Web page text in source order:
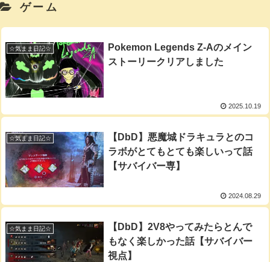
ゲーム
☆気まま日記☆
Pokemon Legends Z-Aのメイン
ストーリークリアしました
2025.10.19
☆気まま日記☆
【DbD】悪魔城ドラキュラとのコ
ラボがとてもとても楽しいって話
【サバイバー専】
2024.08.29
☆気まま日記☆
【DbD】2V8やってみたらとんで
もなく楽しかった話【サバイバー
視点】